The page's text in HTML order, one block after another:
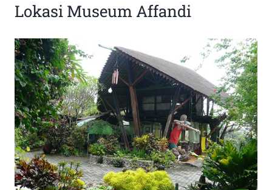
Lokasi Museum Affandi